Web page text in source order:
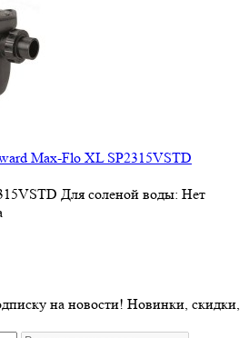
Max-Flo XL SP2315VSTD
Для соленой воды: Нет
на новости! Новинки, скидки,